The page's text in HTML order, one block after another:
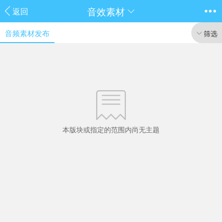
返回 音效素材
音频素材发布 筛选
本版块或指定的范围内尚无主题